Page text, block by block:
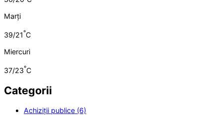
Marți
39/21°C
Miercuri
37/23°C
Categorii
Achiziții publice (6)